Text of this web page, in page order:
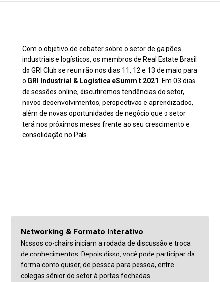
Com o objetivo de debater sobre o setor de galpões
industriais e logísticos, os membros de Real Estate Brasil
do GRI Club se reunirão nos dias 11, 12 e 13 de maio para
o GRI Industrial & Logística eSummit 2021
. Em 03 dias
de sessões online, discutiremos tendências do setor,
novos desenvolvimentos, perspectivas e aprendizados,
além de novas oportunidades de negócio que o setor
terá nos próximos meses frente ao seu crescimento e
consolidação no País.
Networking & Formato Interativo
Nossos co-chairs iniciam a rodada de discussão e troca
de conhecimentos. Depois disso, você pode participar da
forma como quiser; de pessoa para pessoa, entre
colegas sênior do setor à portas fechadas.